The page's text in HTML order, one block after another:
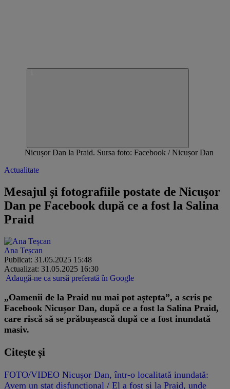
Nicușor Dan la Praid. Sursa foto: Facebook / Nicușor Dan
Actualitate
Mesajul și fotografiile postate de Nicușor
Dan pe Facebook după ce a fost la Salina
Praid
Ana Teșcan
Publicat: 31.05.2025 15:48
Actualizat: 31.05.2025 16:30
Adaugă-ne ca sursă preferată în Google
„Oamenii de la Praid nu mai pot aștepta”, a scris pe
Facebook Nicușor Dan, după ce a fost la Salina Praid,
care riscă să se prăbușească după ce a fost inundată
masiv.
Citește și
FOTO/VIDEO Nicușor Dan, într-o localitată inundată:
Avem un stat disfuncțional / El a fost și la Praid, unde